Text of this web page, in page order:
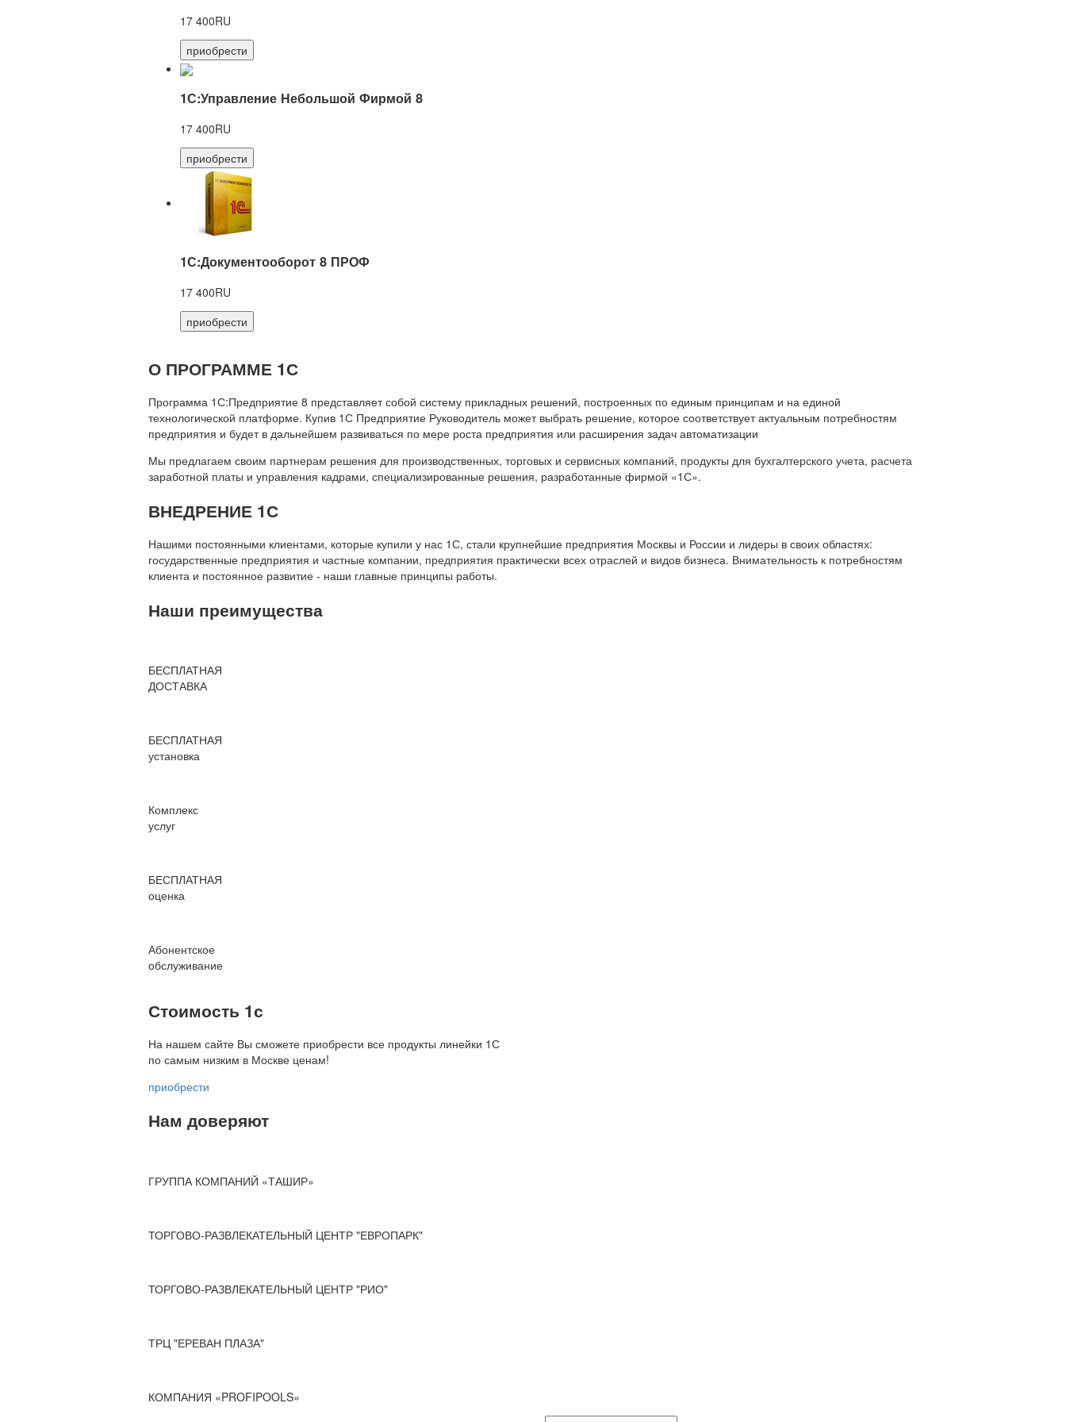
17 400RU
приобрести
1С:Управление Небольшой Фирмой 8
17 400RU
приобрести
1С:Документооборот 8 ПРОФ
17 400RU
приобрести
О ПРОГРАММЕ 1С
Программа 1С:Предприятие 8 представляет собой систему прикладных решений, построенных по единым принципам и на единой
технологической платформе. Купив 1С Предприятие Руководитель может выбрать решение, которое соответствует актуальным потребностям
предприятия и будет в дальнейшем развиваться по мере роста предприятия или расширения задач автоматизации
Мы предлагаем своим партнерам решения для производственных, торговых и сервисных компаний, продукты для бухгалтерского учета, расчета
заработной платы и управления кадрами, специализированные решения, разработанные фирмой «1С».
ВНЕДРЕНИЕ 1С
Нашими постоянными клиентами, которые купили у нас 1С, стали крупнейшие предприятия Москвы и России и лидеры в своих областях:
государственные предприятия и частные компании, предприятия практически всех отраслей и видов бизнеса. Внимательность к потребностям
клиента и постоянное развитие - наши главные принципы работы.
Наши преимущества
БЕСПЛАТНАЯ
ДОСТАВКА
БЕСПЛАТНАЯ
установка
Комплекс
услуг
БЕСПЛАТНАЯ
оценка
Абонентское
обслуживание
Стоимость 1с
На нашем сайте Вы сможете приобрести все продукты линейки 1С
по самым низким в Москве ценам!
приобрести
Нам доверяют
ГРУППА КОМПАНИЙ «ТАШИР»
ТОРГОВО-РАЗВЛЕКАТЕЛЬНЫЙ ЦЕНТР "ЕВРОПАРК"
ТОРГОВО-РАЗВЛЕКАТЕЛЬНЫЙ ЦЕНТР "РИО"
ТРЦ "ЕРЕВАН ПЛАЗА"
КОМПАНИЯ «PROFIPOOLS»